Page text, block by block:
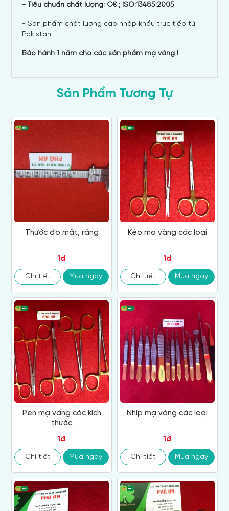
- Tiêu chuẩn chất lượng: C€ ; ISO:13485:2005
- Sản phẩm chất lượng cao nhập khẩu trực tiếp từ
Pakistan
Bảo hành 1 năm cho các sản phẩm mạ vàng !
Sản Phẩm Tương Tự
Thước đo mắt, răng
1đ
Chi tiết Mua ngay
Kéo mạ vàng các loại
1đ
Chi tiết Mua ngay
Pen mạ vàng các kích
thước
1đ
Chi tiết Mua ngay
Nhíp mạ vàng các loại
1đ
Chi tiết Mua ngay